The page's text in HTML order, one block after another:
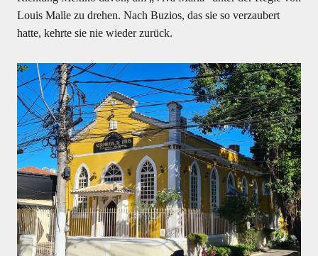
Louis Malle zu drehen. Nach Buzios, das sie so verzaubert
hatte, kehrte sie nie wieder zurück.